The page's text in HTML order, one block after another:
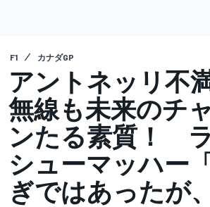
F1 カナダGP
アントネッリ不
無線も未来のチ
ンたる素質！
シューマッハー
ぎではあったが